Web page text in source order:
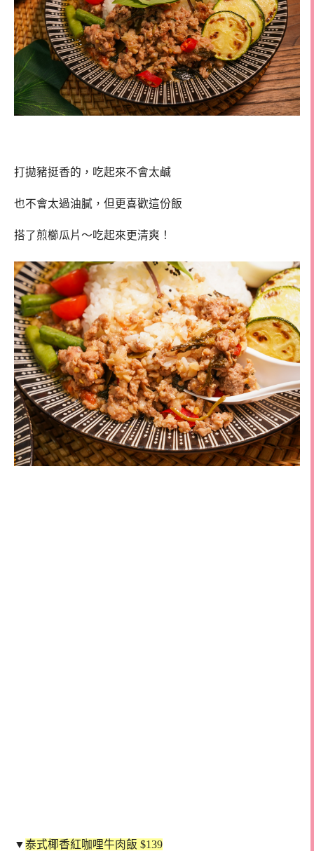
打拋豬挺香的，吃起來不會太鹹
也不會太過油膩，但更喜歡這份飯
搭了煎櫛瓜片～吃起來更清爽！
▼泰式椰香紅咖哩牛肉飯 $139